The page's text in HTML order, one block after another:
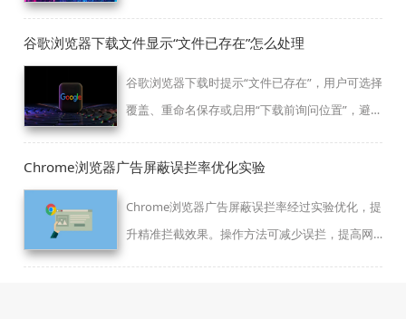
谷歌浏览器下载文件显示“文件已存在”怎么处理
谷歌浏览器下载时提示“文件已存在”，用户可选择
覆盖、重命名保存或启用“下载前询问位置”，避免
Chrome浏览器广告屏蔽误拦率优化实验
Chrome浏览器广告屏蔽误拦率经过实验优化，提
升精准拦截效果。操作方法可减少误拦，提高网